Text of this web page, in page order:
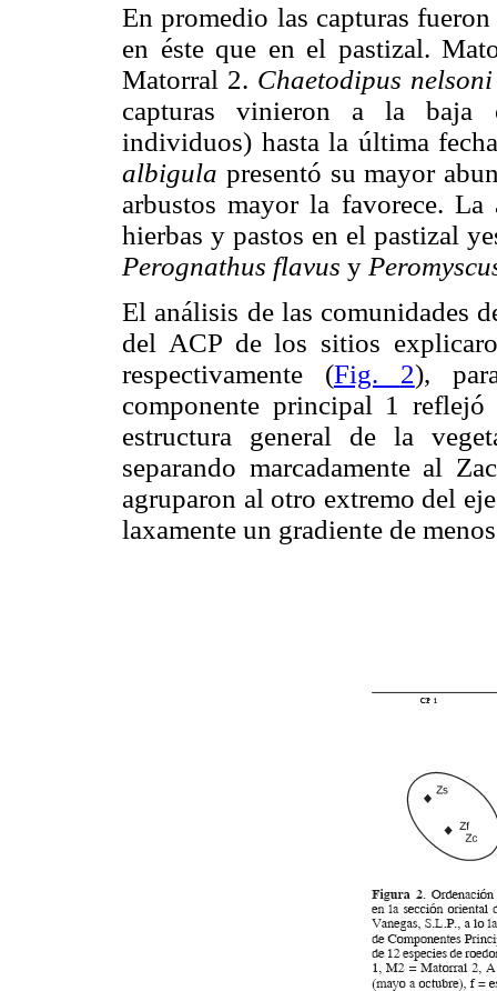
En promedio las capturas
en éste que en el pastizal.
Matorral 2. Chaetodipus
capturas vinieron a la baja
individuos) hasta la última
albigula presentó su mayor
arbustos mayor la favorece. La
hierbas y pastos en el pastizal
Perognathus flavus y
El análisis de las comunidades
del ACP de los sitios
respectivamente (Fig. 2),
componente principal 1
estructura general de la
separando marcadamente al
agruparon al otro extremo del
laxamente un gradiente de